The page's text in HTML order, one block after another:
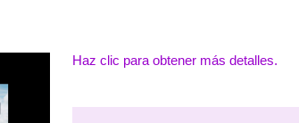
Haz clic para obtener más detalles.